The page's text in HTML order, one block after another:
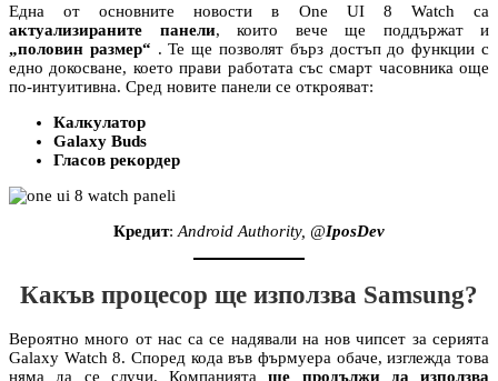
Една от основните новости в One UI 8 Watch са
актуализираните панели, които вече ще поддържат и
„половин размер“ . Те ще позволят бърз достъп до функции с
едно докосване, което прави работата със смарт часовника още
по-интуитивна. Сред новите панели се открояват:
Калкулатор
Galaxy Buds
Гласов рекордер
Кредит: Android Authority, @IposDev
Какъв процесор ще използва Samsung?
Вероятно много от нас са се надявали на нов чипсет за серията
Galaxy Watch 8. Според кода във фърмуера обаче, изглежда това
няма да се случи. Компаниятаще продължи да използва